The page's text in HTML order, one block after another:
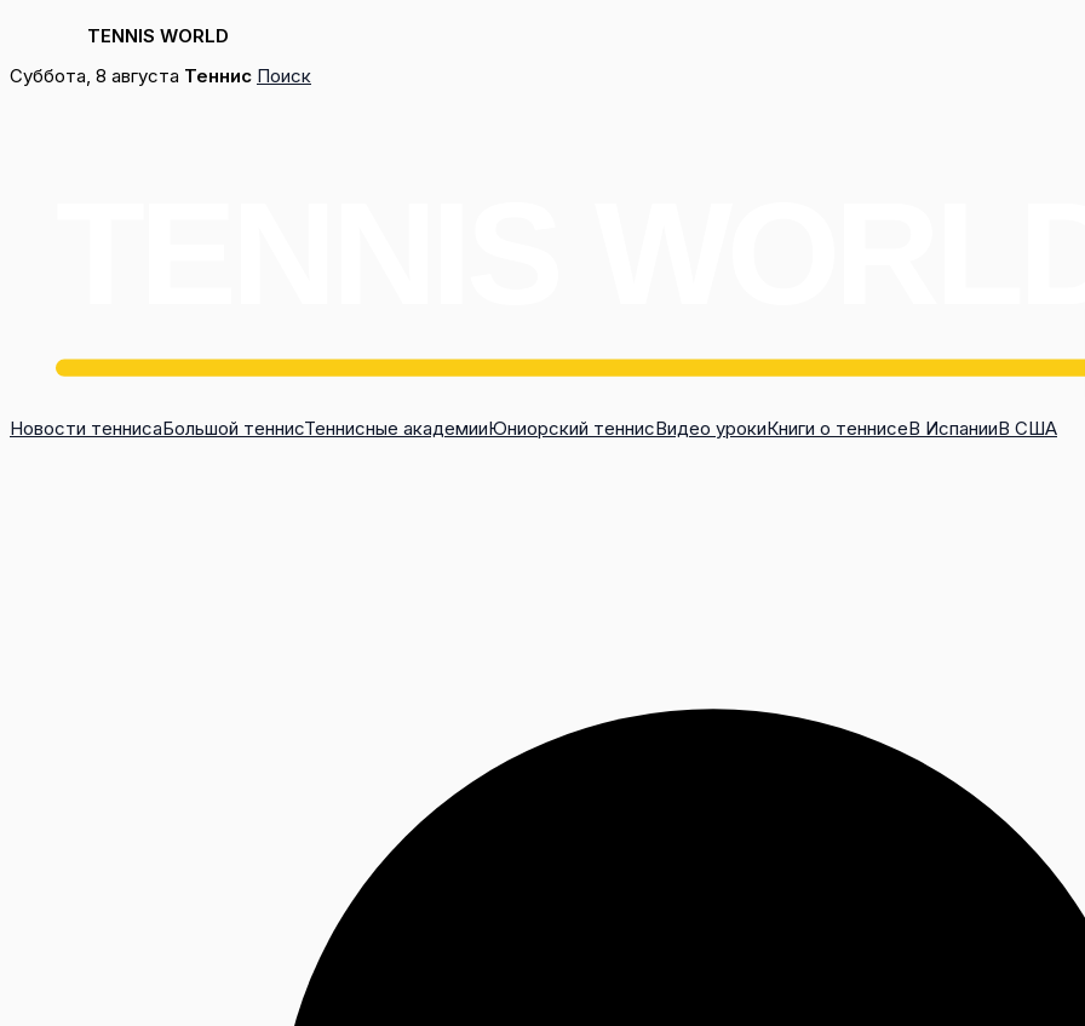
TENNIS WORLD
Перейти
Суббота, 8 августа Теннис Поиск
Новости теннисаБольшой теннисТеннисные академииЮниорский теннисВидео урокиКниги о теннисеВ ИспанииВ США